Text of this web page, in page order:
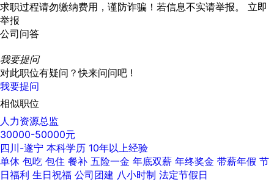
求职过程请勿缴纳费用，谨防诈骗！若信息不实请举报。 立即
举报
公司问答
我要提问
对此职位有疑问？快来问问吧 !
我要提问
相似职位
人力资源总监
30000-50000元
四川-遂宁 本科学历 10年以上经验
单休 包吃 包住 餐补 五险一金 年底双薪 年终奖金 带薪年假 节
日福利 生日祝福 公司团建 八小时制 法定节假日